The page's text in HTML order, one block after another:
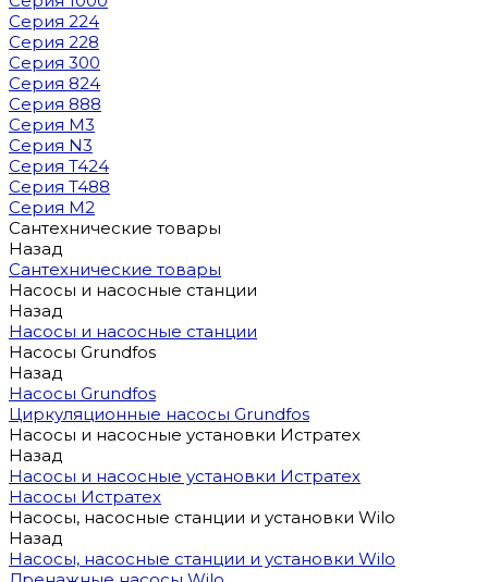
Серия 224
Серия 228
Серия 300
Серия 824
Серия 888
Серия M3
Серия N3
Серия T424
Серия T488
Серия М2
Сантехнические товары
Назад
Сантехнические товары
Насосы и насосные станции
Назад
Насосы и насосные станции
Насосы Grundfos
Назад
Насосы Grundfos
Циркуляционные насосы Grundfos
Насосы и насосные установки Истратех
Назад
Насосы и насосные установки Истратех
Насосы Истратех
Насосы, насосные станции и установки Wilo
Назад
Насосы, насосные станции и установки Wilo